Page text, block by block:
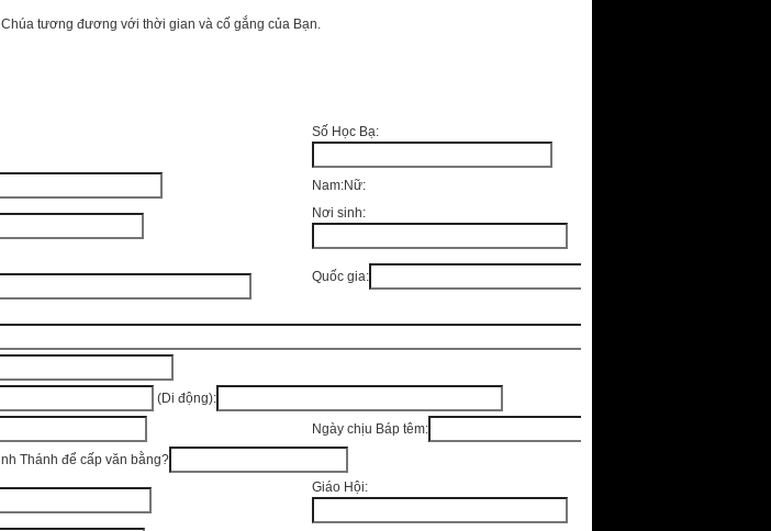
tương đương với thời gian và cố gắng của Bạn.
Số Học Bạ:
Nam:Nữ:
Nơi sinh:
Quốc gia:
(Di động):
Ngày chịu Báp têm:
Thánh để cấp văn bằng?
Giáo Hội: